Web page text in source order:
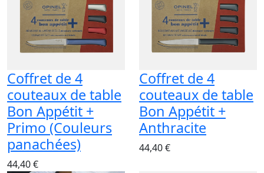
Coffret de 4
couteaux de table
Bon Appétit +
Primo (Couleurs
panachées)
44,40 €
Coffret de 4
couteaux de table
Bon Appétit +
Anthracite
44,40 €